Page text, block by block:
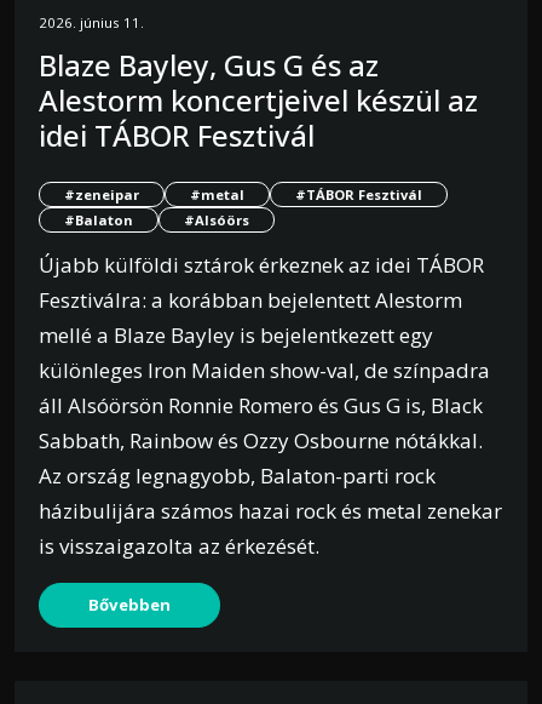
2026. június 11.
Blaze Bayley, Gus G és az
Alestorm koncertjeivel készül az
idei TÁBOR Fesztivál
#zeneipar #metal
#TÁBOR Fesztivál
#Balaton
#Alsóörs
Újabb külföldi sztárok érkeznek az idei TÁBOR
Fesztiválra: a korábban bejelentett Alestorm
mellé a Blaze Bayley is bejelentkezett egy
különleges Iron Maiden show-val, de színpadra
áll Alsóörsön Ronnie Romero és Gus G is, Black
Sabbath, Rainbow és Ozzy Osbourne nótákkal.
Az ország legnagyobb, Balaton-parti rock
házibulijára számos hazai rock és metal zenekar
is visszaigazolta az érkezését.
Bővebben